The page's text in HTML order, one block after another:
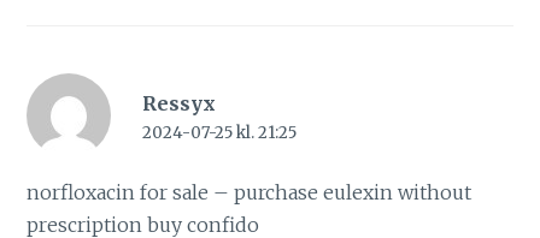
Ressyx
2024-07-25 kl. 21:25
norfloxacin for sale –purchase eulexin without
prescription buy confido